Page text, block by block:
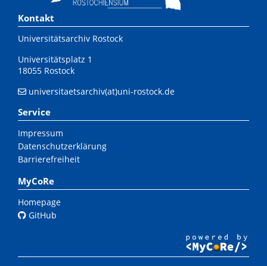
Kontakt
Universitätsarchiv Rostock
Universitätsplatz 1
18055 Rostock
universitaetsarchiv(at)uni-rostock.de
Service
Impressum
Datenschutzerklärung
Barrierefreiheit
MyCoRe
Homepage
GitHub